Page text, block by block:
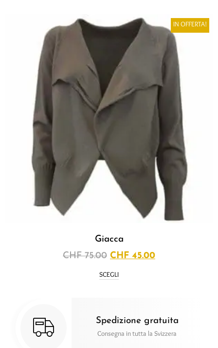
IN OFFERTA!
Giacca
CHF75.00 CHF 45.00
SCEGLI
Spedizione gratuita
Consegna in tutta la Svizzera